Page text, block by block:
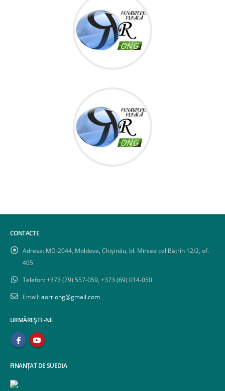
CONTACTE
Adresa: MD-2044, Moldova, Chișinău, bl. Mircea cel Bătrîn 12/2, of.
405
Telefon:+373 (79) 557-059, +373 (69) 014-050
Email:aorr.ong@gmail.com
URMĂREȘTE-NE
FINANȚAT DE SUEDIA